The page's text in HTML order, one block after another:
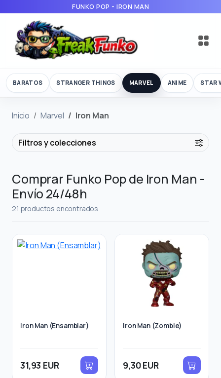
FUNKO POP - IRON MAN
BARATOS STRANGER THINGS MARVEL ANIME STAR
Inicio Marvel Iron Man
Filtros y colecciones
Comprar Funko Pop de Iron Man -
Envío 24/48h
21 productos encontrados
Iron Man (Ensamblar)
31,93 EUR
Iron Man (Zombie)
9,30 EUR